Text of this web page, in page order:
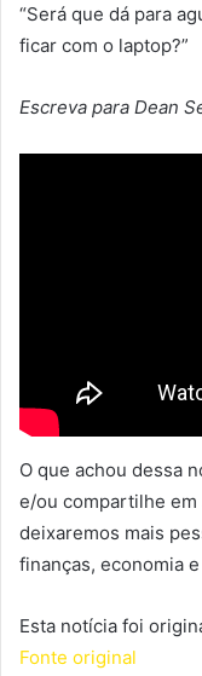
“Será que dá para
ficar com o laptop?”
Escreva para Dean
O que achou dessa
e/ou compartilhe em
deixaremos mais
finanças, economia
Esta notícia foi
Fonte original